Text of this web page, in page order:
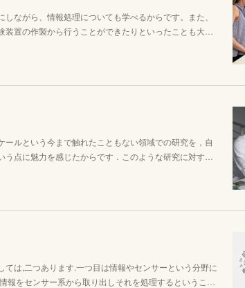
ながら、情報処理についても学べるからです。また、
置の作製から行うことができたりといったことも大…
ルという今まで触れたこともない領域での研究を，自
点に魅力を感じたからです．このような研究に対す…
は,二つあります.一つ目は情報やセンサーという分野に
報をセンサー系から取り出しそれを処理するというこ…